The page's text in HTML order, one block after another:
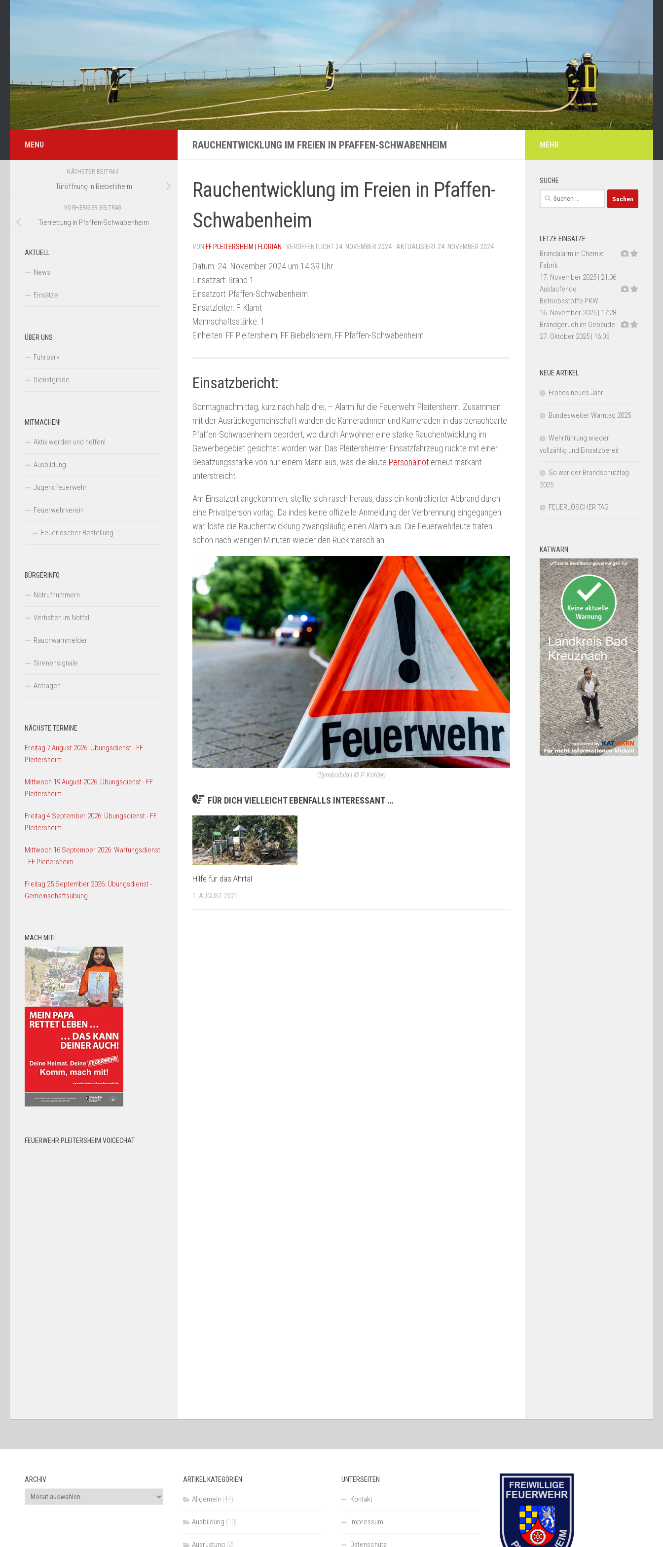
RAUCHENTWICKLUNG IM FREIEN IN PFAFFEN-SCHWABENHEIM
Rauchentwicklung im Freien in Pfaffen-
Schwabenheim
VON FF PLEITERSHEIM | FLORIAN · VERÖFFENTLICHT 24. NOVEMBER 2024 · AKTUALISIERT 24. NOVEMBER 2024
Datum: 24. November 2024 um 14:39 Uhr
Einsatzart: Brand 1
Einsatzort: Pfaffen-Schwabenheim
Einsatzleiter: F. Klamt
Mannschaftsstärke: 1
Einheiten: FF Pleitersheim, FF Biebelsheim, FF Pfaffen-Schwabenheim
Einsatzbericht:
Sonntagnachmittag, kurz nach halb drei; – Alarm für die Feuerwehr Pleitersheim. Zusammen
mit der Ausrückegemeinschaft wurden die Kameradinnen und Kameraden in das benachbarte
Pfaffen-Schwabenheim beordert, wo durch Anwohner eine starke Rauchentwicklung im
Gewerbegebiet gesichtet worden war. Das Pleitersheimer Einsatzfahrzeug rückte mit einer
Besatzungsstärke von nur einem Mann aus, was die akute Personalnot erneut markant
unterstreicht.
Am Einsatzort angekommen, stellte sich rasch heraus, dass ein kontrollierter Abbrand durch
eine Privatperson vorlag. Da indes keine offizielle Anmeldung der Verbrennung eingegangen
war, löste die Rauchentwicklung zwangsläufig einen Alarm aus. Die Feuerwehrleute traten
schon nach wenigen Minuten wieder den Rückmarsch an.
(Symbolbild | © P. Köhler)
FÜR DICH VIELLEICHT EBENFALLS INTERESSANT …
Hilfe für das Ahrtal
1. AUGUST 2021
MENU
NÄCHSTER BEITRAG
Türöffnung in Biebelsheim
VORHERIGER BEITRAG
Tierrettung in Pfaffen-Schwabenheim
AKTUELL
News
Einsätze
ÜBER UNS
Fuhrpark
Dienstgrade
MITMACHEN!
Aktiv werden und helfen!
Ausbildung
Jugendfeuerwehr
Feuerwehrverein
Feuerlöscher Bestellung
BÜRGERINFO
Notrufnummern
Verhalten im Notfall
Rauchwarnmelder
Sirenensignale
Anfragen
NÄCHSTE TERMINE
Freitag 7 August 2026: Übungsdienst - FF
Pleitersheim
Mittwoch 19 August 2026: Übungsdienst - FF
Pleitersheim
Freitag 4 September 2026: Übungsdienst - FF
Pleitersheim
Mittwoch 16 September 2026: Wartungsdienst
- FF Pleitersheim
Freitag 25 September 2026: Übungsdienst -
Gemeinschaftsübung
MACH MIT!
FEUERWEHR PLEITERSHEIM VOICECHAT
MEHR
SUCHE
Suchen
nach:
LETZE EINSÄTZE
Brandalarm in Chemie
Fabrik
17. November 2025 | 21:06
Auslaufende
Betriebsstoffe PKW
16. November 2025 | 17:28
Brandgeruch im Gebäude
27. Oktober 2025 | 16:05
NEUE ARTIKEL
Frohes neues Jahr
Bundesweiter Warntag 2025
Wehrführung wieder
vollzählig und Einsatzbereit
So war der Brandschutztag
2025
FEUERLÖSCHER TAG
KATWARN
ARCHIV
Archiv
ARTIKEL KATEGORIEN
Allgemein (44)
Ausbildung (10)
Ausrüstung (2)
UNTERSEITEN
Kontakt
Impressum
Datenschutz